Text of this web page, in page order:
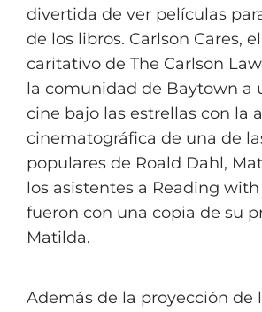
divertida de ver películas
de los libros. Carlson Cares,
caritativo de The Carlson
la comunidad de Baytown a
cine bajo las estrellas con la
cinematográfica de una de
populares de Roald Dahl,
los asistentes a Reading with
fueron con una copia de su
Matilda.
Además de la proyección de